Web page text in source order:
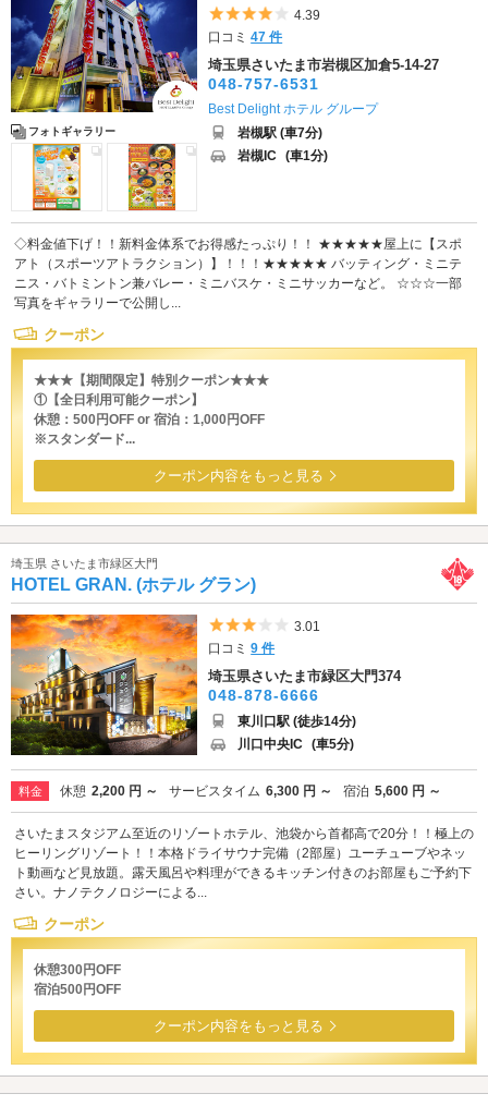
フォトギャラリー
5つ星のうち4
4.39
口コミ47 件
埼玉県さいたま市岩槻区加倉5-14-27
048-757-6531
Best Delight ホテル グループ
岩槻駅 (車7分)
岩槻IC (車1分)
◇料金値下げ！！新料金体系でお得感たっぷり！！ ★★★★★屋上に【スポ
アト（スポーツアトラクション）】！！！★★★★★ バッティング・ミニテ
ニス・バトミントン兼バレー・ミニバスケ・ミニサッカーなど。 ☆☆☆一部
写真をギャラリーで公開し...
クーポン
★★★【期間限定】特別クーポン★★★
①【全日利用可能クーポン】
休憩：500円OFF or 宿泊：1,000円OFF
※スタンダード...
クーポン内容をもっと見る
埼玉県 さいたま市緑区大門
HOTEL GRAN. (ホテル グラン)
5つ星のうち3
3.01
口コミ9 件
埼玉県さいたま市緑区大門374
048-878-6666
東川口駅 (徒歩14分)
川口中央IC (車5分)
料金 休憩 2,200 円 ～ サービスタイム 6,300 円 ～ 宿泊 5,600 円 ～
さいたまスタジアム至近のリゾートホテル、池袋から首都高で20分！！極上の
ヒーリングリゾート！！本格ドライサウナ完備（2部屋）ユーチューブやネッ
ト動画など見放題。露天風呂や料理ができるキッチン付きのお部屋もご予約下
さい。ナノテクノロジーによる...
クーポン
休憩300円OFF
宿泊500円OFF
クーポン内容をもっと見る